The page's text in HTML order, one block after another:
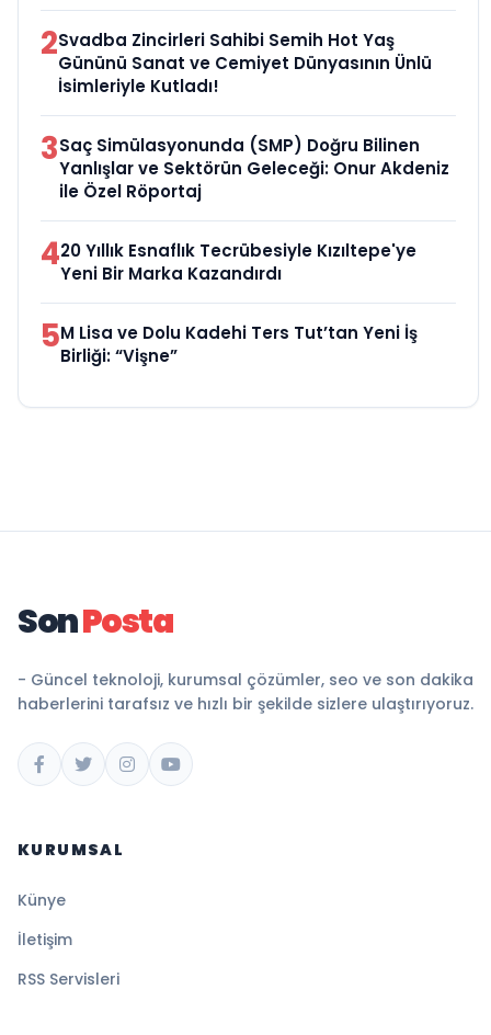
2Svadba Zincirleri Sahibi Semih Hot Yaş
Gününü Sanat ve Cemiyet Dünyasının Ünlü
İsimleriyle Kutladı!
3Saç Simülasyonunda (SMP) Doğru Bilinen
Yanlışlar ve Sektörün Geleceği: Onur Akdeniz
ile Özel Röportaj
420 Yıllık Esnaflık Tecrübesiyle Kızıltepe'ye
Yeni Bir Marka Kazandırdı
5M Lisa ve Dolu Kadehi Ters Tut’tan Yeni İş
Birliği: “Vişne”
SonPosta
- Güncel teknoloji, kurumsal çözümler, seo ve son dakika
haberlerini tarafsız ve hızlı bir şekilde sizlere ulaştırıyoruz.
KURUMSAL
Künye
İletişim
RSS Servisleri